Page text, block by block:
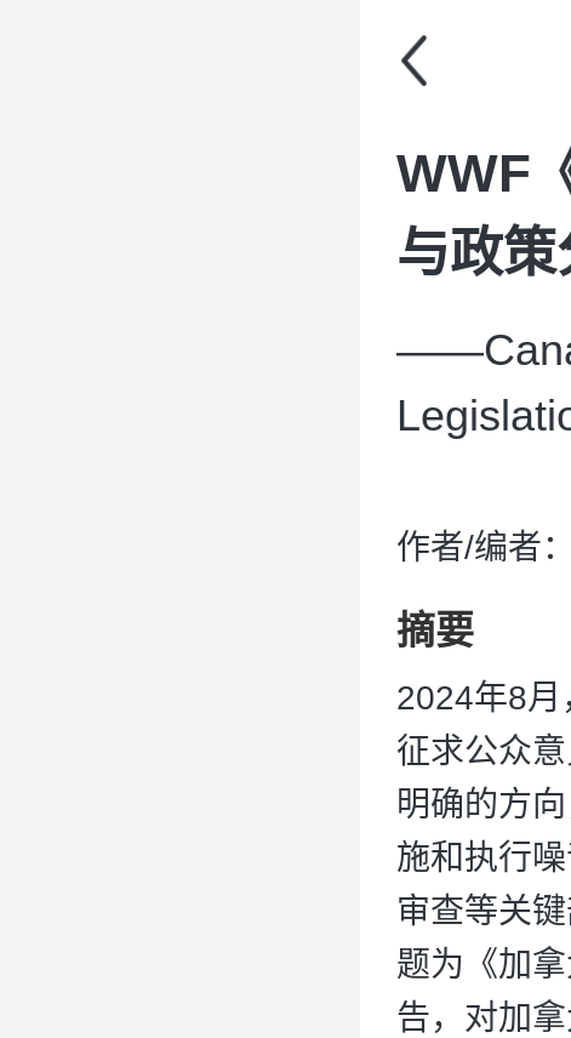
WWF
与政
作者/编者
摘要
2024年8月
征求公众
明确的方
施和执行
审查等关
题为《加
告，对加